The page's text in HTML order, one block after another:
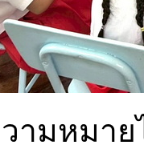
ามหมาย